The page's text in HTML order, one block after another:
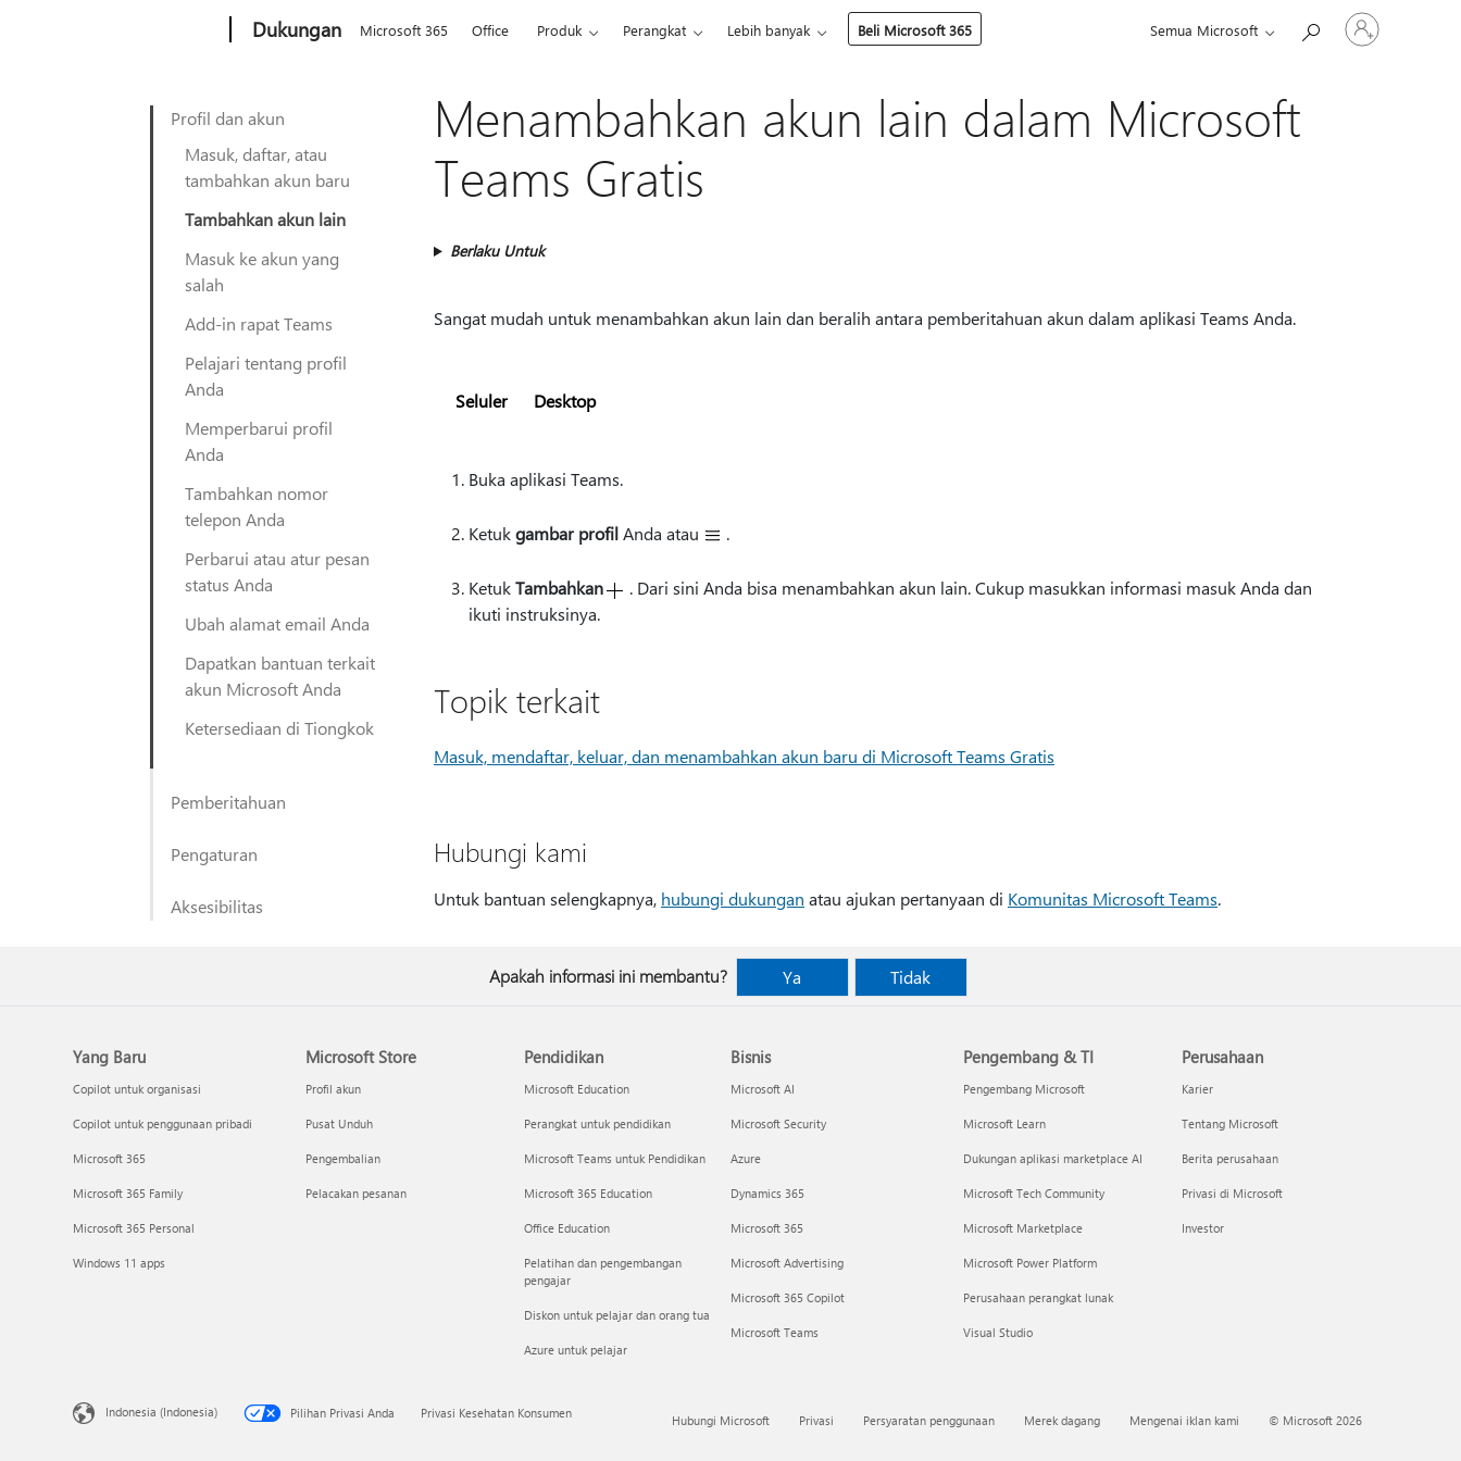
Dukungan Microsoft 365 Office Produk Perangkat Lebih banyak Beli Microsoft 365 Semua Microsoft
Masuk
ke
akun
Profil dan akun
Masuk, daftar, atau
tambahkan akun baru
Tambahkan akun lain
Masuk ke akun yang
salah
Add-in rapat Teams
Pelajari tentang profil
Anda
Memperbarui profil
Anda
Tambahkan nomor
telepon Anda
Perbarui atau atur pesan
status Anda
Ubah alamat email Anda
Dapatkan bantuan terkait
akun Microsoft Anda
Ketersediaan di Tiongkok
Pemberitahuan
Pengaturan
Aksesibilitas
Menambahkan akun lain dalam Microsoft
Teams Gratis
Berlaku Untuk
Sangat mudah untuk menambahkan akun lain dan beralih antara pemberitahuan akun dalam aplikasi Teams Anda.
Seluler Desktop
Buka aplikasi Teams.
Ketukgambar profilAnda atau .
KetukTambahkan
. Dari sini Anda bisa menambahkan akun lain. Cukup masukkan informasi masuk Anda dan
ikuti instruksinya.
Topik terkait
Masuk, mendaftar, keluar, dan menambahkan akun baru di Microsoft Teams Gratis
Hubungi kami
Untuk bantuan selengkapnya, hubungi dukungan atau ajukan pertanyaan di Komunitas Microsoft Teams.
Apakah informasi ini membantu? Ya Tidak
Yang Baru
Copilot untuk organisasi
Copilot untuk penggunaan pribadi
Microsoft 365
Microsoft 365 Family
Microsoft 365 Personal
Windows 11 apps
Microsoft Store
Profil akun
Pusat Unduh
Pengembalian
Pelacakan pesanan
Pendidikan
Microsoft Education
Perangkat untuk pendidikan
Microsoft Teams untuk Pendidikan
Microsoft 365 Education
Office Education
Pelatihan dan pengembangan
pengajar
Diskon untuk pelajar dan orang tua
Azure untuk pelajar
Bisnis
Microsoft AI
Microsoft Security
Azure
Dynamics 365
Microsoft 365
Microsoft Advertising
Microsoft 365 Copilot
Microsoft Teams
Pengembang & TI
Pengembang Microsoft
Microsoft Learn
Dukungan aplikasi marketplace AI
Microsoft Tech Community
Microsoft Marketplace
Microsoft Power Platform
Perusahaan perangkat lunak
Visual Studio
Perusahaan
Karier
Tentang Microsoft
Berita perusahaan
Privasi di Microsoft
Investor
Indonesia (Indonesia) Pilihan Privasi Anda Privasi Kesehatan Konsumen Hubungi Microsoft Privasi Persyaratan penggunaan Merek dagang Mengenai iklan kami © Microsoft 2026